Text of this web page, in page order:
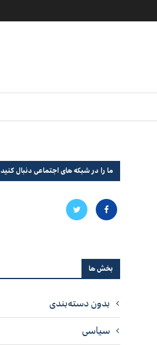
ما را در شبکه های اجتماعی دنبال کنید
بخش ها
بدون دسته‌بندی
سیاسی